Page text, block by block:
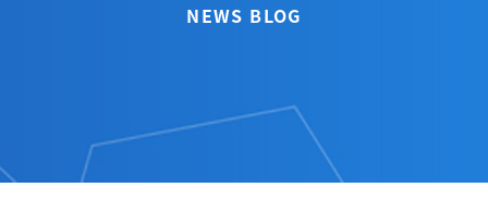
NEWS BLOG